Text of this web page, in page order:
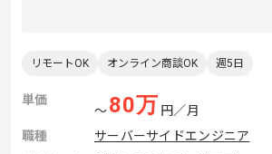
リモートOK オンライン商談OK 週5日
単価
〜80万 円／月
職種
サーバーサイドエンジニア